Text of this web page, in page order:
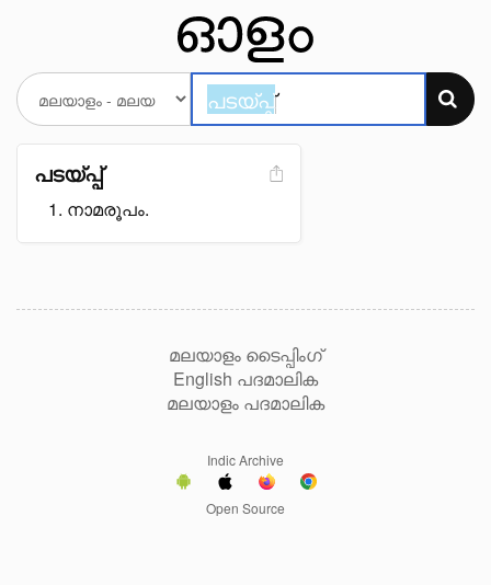
പടയ്പ്പ്
നാമരൂപം.
മലയാളം ടൈപ്പിംഗ്
English പദമാലിക
മലയാളം പദമാലിക
Indic Archive
Open Source